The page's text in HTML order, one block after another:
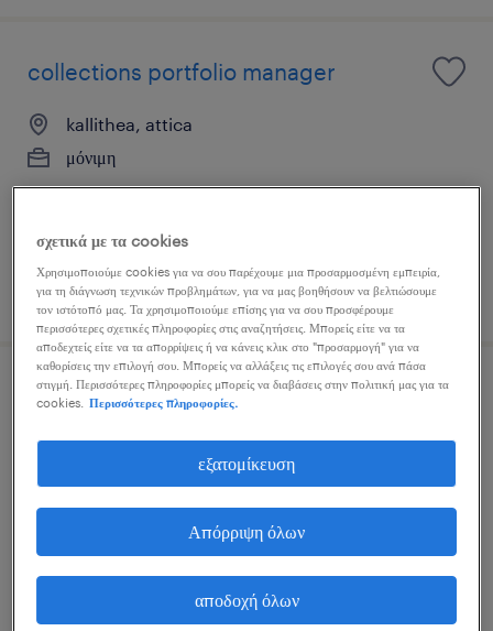
collections portfolio manager
kallithea, attica
μόνιμη
δημοσιεύτηκε 29 ιουλίου 2026
επόπτης τραμπολίνου
μόνιμη
δημοσιεύτηκε 3 αυγούστου 2026
σχετικά με τα cookies
Χρησιμοποιούμε cookies για να σου παρέχουμε μια προσαρμοσμένη εμπειρία,
για τη διάγνωση τεχνικών προβλημάτων, για να μας βοηθήσουν να βελτιώσουμε
τον ιστότοπό μας. Τα χρησιμοποιούμε επίσης για να σου προσφέρουμε
περισσότερες σχετικές πληροφορίες στις αναζητήσεις. Μπορείς είτε να τα
αποδεχτείς είτε να τα απορρίψεις ή να κάνεις κλικ στο "προσαρμογή" για να
καθορίσεις την επιλογή σου. Μπορείς να αλλάξεις τις επιλογές σου ανά πάσα
στιγμή. Περισσότερες πληροφορίες μπορείς να διαβάσεις στην πολιτική μας για τα
cookies.
Περισσότερες πληροφορίες.
εξατομίκευση
Απόρριψη όλων
αποδοχή όλων